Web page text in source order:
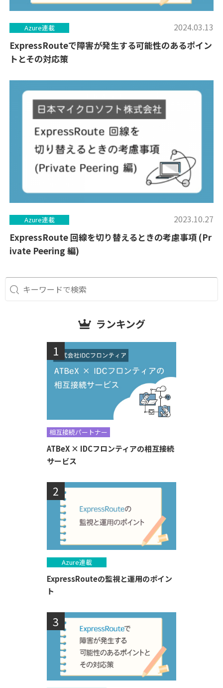
Azure連載 2024.03.13
ExpressRouteで障害が発生する可能性のあるポイン
トとその対応策
Azure連載 2023.10.27
ExpressRoute 回線を切り替えるときの考慮事項 (Pr
ivate Peering 編)
ランキング
相互接続パートナー
ATBeX × IDCフロンティアの相互接続
サービス
Azure連載
ExpressRouteの監視と運用のポイン
ト